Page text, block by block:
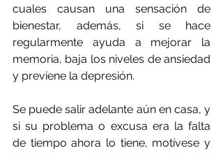
cuales causan una sensación de
bienestar, además, si se hace
regularmente ayuda a mejorar la
memoria, baja los niveles de ansiedad
y previene la depresión.
Se puede salir adelante aún en casa, y
si su problema o excusa era la falta
de tiempo ahora lo tiene, motívese y